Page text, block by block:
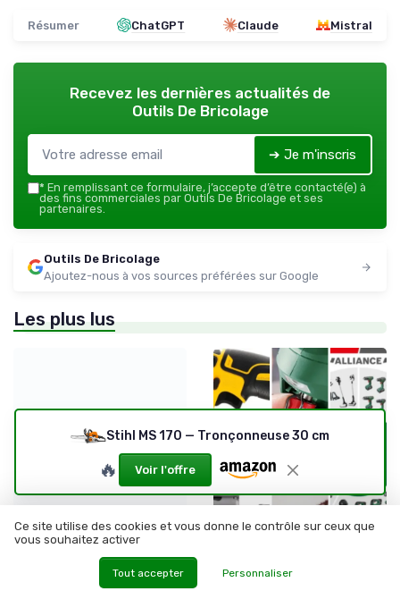
Résumer ChatGPT Claude Mistral
Recevez les dernières actualités de
Outils De Bricolage
➔ Je m'inscris
* En remplissant ce formulaire, j’accepte d’être contacté(e) à
des fins commerciales par Outils De Bricolage et ses
partenaires.
Outils De Bricolage
Ajoutez-nous à vos sources préférées sur Google
Les plus lus
Merlin outil : bien
choisir...
Outillage polyvalent • 19/02/2026
Merlin outil : bien choisir et
utiliser le merlin pour fendre
le bois en toute sécurité
31/05/2026
notre comparatif (2026)
Stihl MS 170 — Tronçonneuse 30 cm
🔥 Voir l'offre
Ce site utilise des cookies et vous donne le contrôle sur ceux que
vous souhaitez activer
Tout accepter Personnaliser